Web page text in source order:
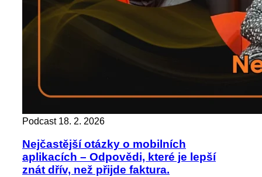
Podcast 18. 2. 2026
Nejčastější otázky o mobilních
aplikacích – Odpovědi, které je lepší
znát dřív, než přijde faktura.